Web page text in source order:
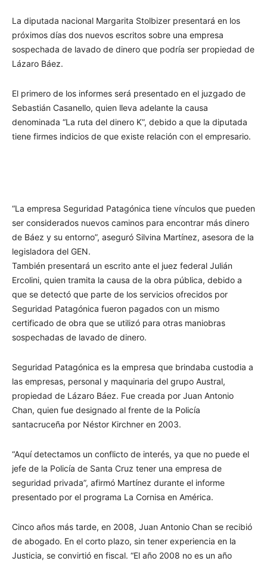
La diputada nacional Margarita Stolbizer presentará en los
próximos días dos nuevos escritos sobre una empresa
sospechada de lavado de dinero que podría ser propiedad de
Lázaro Báez.
El primero de los informes será presentado en el juzgado de
Sebastián Casanello, quien lleva adelante la causa
denominada “La ruta del dinero K”, debido a que la diputada
tiene firmes indicios de que existe relación con el empresario.
“La empresa Seguridad Patagónica tiene vínculos que pueden
ser considerados nuevos caminos para encontrar más dinero
de Báez y su entorno”, aseguró Silvina Martínez, asesora de la
legisladora del GEN.
También presentará un escrito ante el juez federal Julián
Ercolini, quien tramita la causa de la obra pública, debido a
que se detectó que parte de los servicios ofrecidos por
Seguridad Patagónica fueron pagados con un mismo
certificado de obra que se utilizó para otras maniobras
sospechadas de lavado de dinero.
Seguridad Patagónica es la empresa que brindaba custodia a
las empresas, personal y maquinaria del grupo Austral,
propiedad de Lázaro Báez. Fue creada por Juan Antonio
Chan, quien fue designado al frente de la Policía
santacruceña por Néstor Kirchner en 2003.
“Aquí detectamos un conflicto de interés, ya que no puede el
jefe de la Policía de Santa Cruz tener una empresa de
seguridad privada”, afirmó Martínez durante el informe
presentado por el programa La Cornisa en América.
Cinco años más tarde, en 2008, Juan Antonio Chan se recibió
de abogado. En el corto plazo, sin tener experiencia en la
Justicia, se convirtió en fiscal. “El año 2008 no es un año